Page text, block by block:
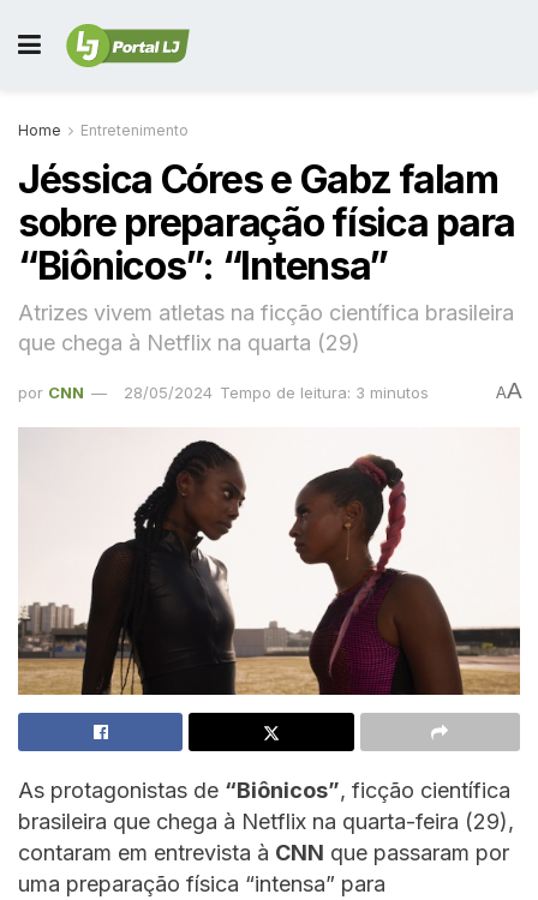
Home Entretenimento
Jéssica Córes e Gabz falam
sobre preparação física para
“Biônicos”: “Intensa”
Atrizes vivem atletas na ficção científica brasileira
que chega à Netflix na quarta (29)
por CNN 28/05/2024 Tempo de leitura: 3 minutos AA
As protagonistas de “Biônicos”, ficção científica
brasileira que chega à Netflix na quarta-feira (29),
contaram em entrevista à CNN que passaram por
uma preparação física “intensa” para